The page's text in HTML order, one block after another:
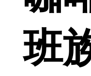
班